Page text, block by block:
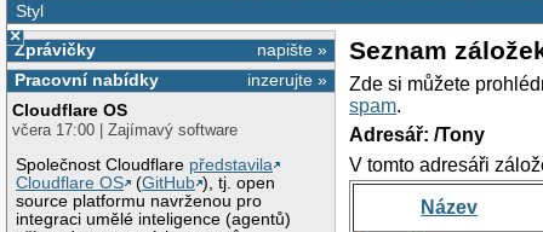
Styl
×
napište »
Zprávičky
inzerujte »
Pracovní nabídky
Cloudflare OS
včera 17:00 | Zajímavý software
Společnost Cloudflare představila
Cloudflare OS
(GitHub ), tj. open
source platformu navrženou pro
integraci umělé inteligence (agentů)
Seznam
Zde si můžete
spam.
Adresář: /Tony
V tomto adresáři
Název